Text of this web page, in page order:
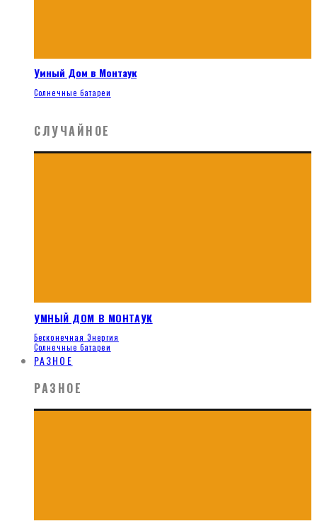
Умный Дом в Монтаук
Солнечные батареи
СЛУЧАЙНОЕ
УМНЫЙ ДОМ В МОНТАУК
Бесконечная Энергия
Солнечные батареи
РАЗНОЕ
РАЗНОЕ